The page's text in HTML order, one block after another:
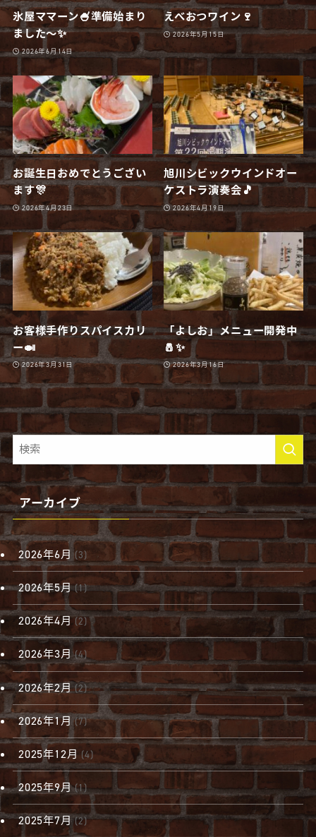
氷屋ママーン🍧準備始まり
ました〜✨
2026年6月14日
えべおつワイン🍷
2026年5月15日
お誕生日おめでとうござい
ます🎊
2026年4月23日
旭川シビックウインドオー
ケストラ演奏会🎵
2026年4月19日
お客様手作りスパイスカリ
ー🍛
2026年3月31日
「よしお」メニュー開発中
🧂✨
2026年3月16日
アーカイブ
2026年6月 (3)
2026年5月(1)
2026年4月(2)
2026年3月 (4)
2026年2月(2)
2026年1月 (7)
2025年12月(4)
2025年9月(1)
2025年7月(2)